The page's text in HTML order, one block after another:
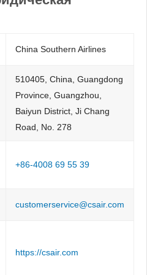
China Southern Airlines
510405, China, Guangdong
Province, Guangzhou,
Baiyun District, Ji Chang
Road, No. 278
+86-4008 69 55 39
customerservice@csair.com
https://csair.com